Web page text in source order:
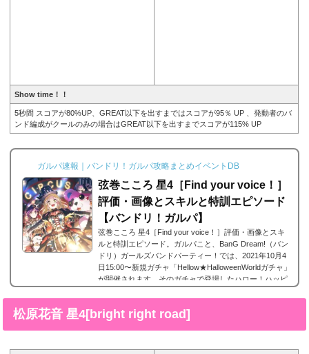
Show time！！
5秒間 スコアが80%UP、GREAT以下を出すまではスコアが95％ UP 、発動者のバ
ンド編成がクールのみの場合はGREAT以下を出すまでスコアが115% UP
ガルパ速報｜バンドリ！ガルパ攻略まとめイベントDB
弦巻こころ 星4［Find your voice！］
評価・画像とスキルと特訓エピソード
【バンドリ！ガルパ】
弦巻こころ 星4［Find your voice！］評価・画像とスキ
ルと特訓エピソード。ガルパこと、BanG Dream!（バン
ドリ）ガールズバンドパーティー！では、2021年10月4
日15:00〜新規ガチャ「Hellow★HalloweenWorldガチャ」
が開催されます。そのガチャで登場したハロー！ハッピ
［Find your voice！］の画像と特技と評価のまとめで
松原花音 星4[bright right road]